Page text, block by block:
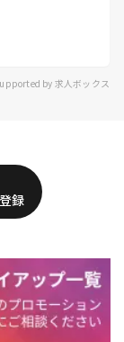
by 求人ボックス
録